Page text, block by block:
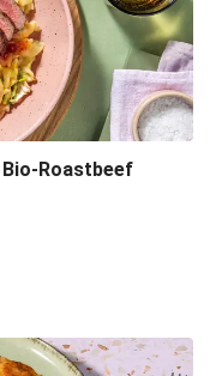
Roastbeef